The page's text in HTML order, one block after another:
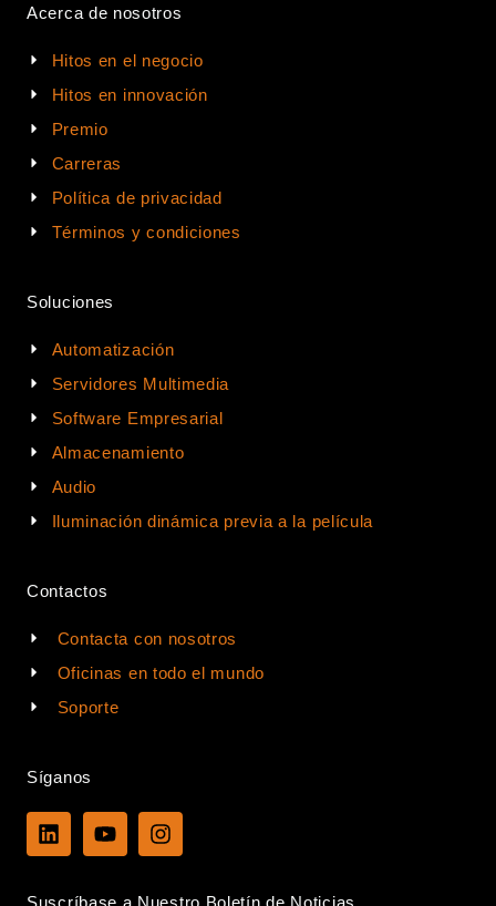
Acerca de nosotros
Hitos en el negocio
Hitos en innovación
Premio
Carreras
Política de privacidad
Términos y condiciones
Soluciones
Automatización
Servidores Multimedia
Software Empresarial
Almacenamiento
Audio
Iluminación dinámica previa a la película
Contactos
Contacta con nosotros
Oficinas en todo el mundo
Soporte
Síganos
L
i
Y
o
I
n
Suscríbase a Nuestro Boletín de Noticias